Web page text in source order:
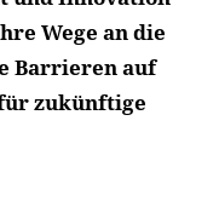
Wege an die
Barrieren auf
zukünftige